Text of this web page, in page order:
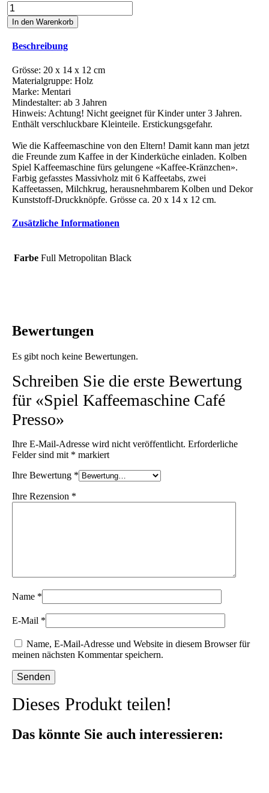
Spiel
Kaffeemaschine
Café
Menge
In den Warenkorb
Beschreibung
Grösse: 20 x 14 x 12 cm
Materialgruppe: Holz
Marke: Mentari
Mindestalter: ab 3 Jahren
Hinweis: Achtung! Nicht geeignet für Kinder unter 3 Jahren.
Enthält verschluckbare Kleinteile. Erstickungsgefahr.
Wie die Kaffeemaschine von den Eltern! Damit kann man jetzt
die Freunde zum Kaffee in der Kinderküche einladen. Kolben
Spiel Kaffeemaschine fürs gelungene «Kaffee-Kränzchen».
Farbig gefasstes Massivholz mit 6 Kaffeetabs, zwei
Kaffeetassen, Milchkrug, herausnehmbarem Kolben und Dekor
Kunststoff-Druckknöpfe. Grösse ca. 20 x 14 x 12 cm.
Zusätzliche Informationen
Farbe Full Metropolitan Black
Bewertungen
Es gibt noch keine Bewertungen.
Schreiben Sie die erste Bewertung
für «Spiel Kaffeemaschine Café
Presso»
Ihre E-Mail-Adresse wird nicht veröffentlicht. Erforderliche
Felder sind mit * markiert
Ihre Bewertung *
Ihre Rezension *
Name *
E-Mail *
Name, E-Mail-Adresse und Website in diesem Browser für
meinen nächsten Kommentar speichern.
Dieses Produkt teilen!
Das könnte Sie auch interessieren: